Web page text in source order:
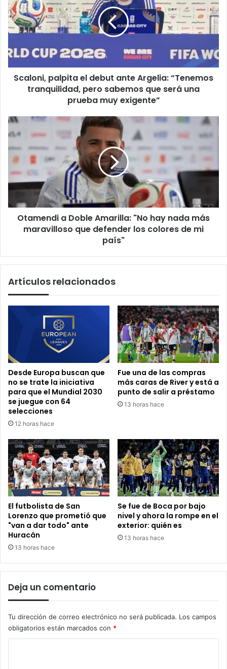
el
debut
ante
Argelia:
“Tenemos
tranquilidad,
pero
sabemos
prueba
muy
Scaloni, palpita el debut ante Argelia: “Tenemos
tranquilidad, pero sabemos que será una
prueba muy exigente”
Otamendi
a
Amarilla:
"No
hay
nada
maravilloso
que
defender
de
país"
Otamendi a Doble Amarilla: "No hay nada más
maravilloso que defender los colores de mi
país"
Artículos relacionados
Desde Europa buscan que
no se trate la iniciativa
para que el Mundial 2030
se juegue con 64
selecciones
12 horas hace
Fue una de las compras
más caras de River y está a
punto de salir a préstamo
13 horas hace
El futbolista de San
Lorenzo que prometió que
"van a dar todo" ante
Huracán
13 horas hace
Se fue de Boca por bajo
nivel y ahora la rompe en el
exterior: quién es
13 horas hace
Deja un comentario
Tu dirección de correo electrónico no será publicada. Los campos
obligatorios están marcados con *